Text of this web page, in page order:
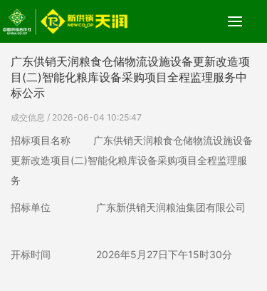
广东供销天润粮食仓储物流设施设备更新改造项
目(二)智能化粮库设备采购项目全程监理服务中
标公示
成交信息 / 2026-06-04 10:25:47
招标项目名称 广东供销天润粮食仓储物流设施设备
更新改造项目(二)智能化粮库设备采购项目全程监理服
务
招标单位 广东新供销天润粮油集团有限公司
开标时间 2026年5月27日下午15时30分